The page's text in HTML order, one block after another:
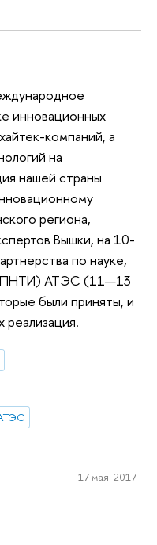
инновационных
компаний, а
на
нашей страны
региона,
Вышки, на 10-
по науке,
АТЭС (11—13
были приняты, и
реализация.
17 мая 2017